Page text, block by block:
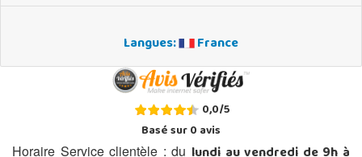
Langues: France
0,0/5
Basé sur0avis
Horaire Service clientèle : du